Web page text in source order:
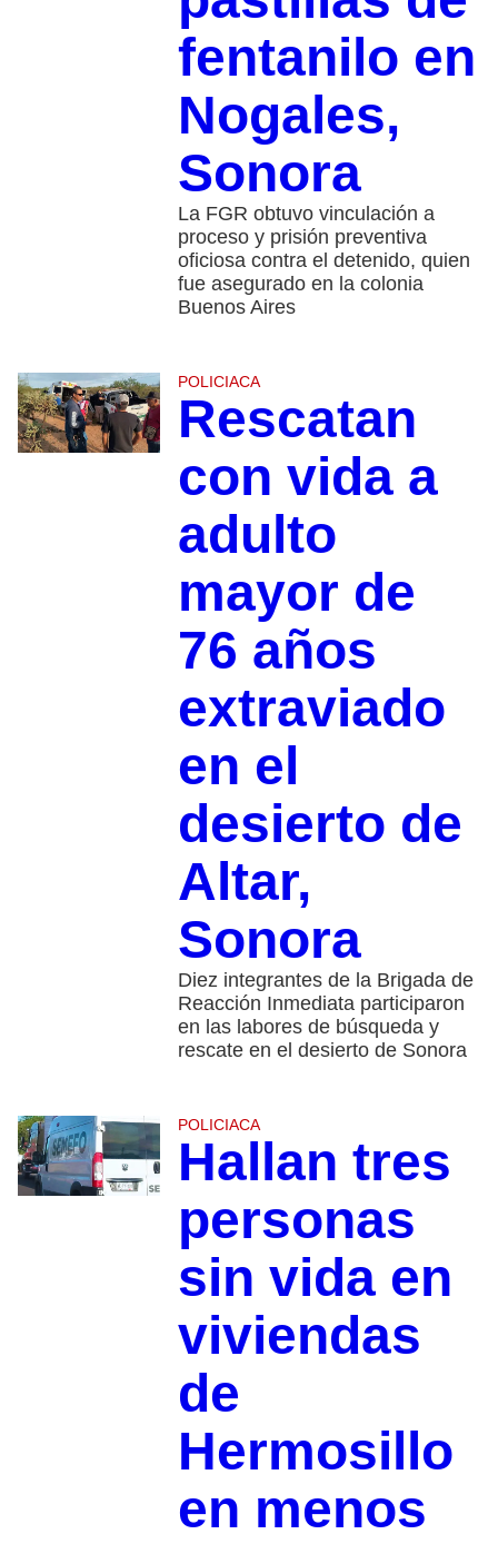
fentanilo en
Nogales,
Sonora
La FGR obtuvo vinculación a
proceso y prisión preventiva
oficiosa contra el detenido, quien
fue asegurado en la colonia
Buenos Aires
POLICIACA
Rescatan
con vida a
adulto
mayor de
76 años
extraviado
en el
desierto de
Altar,
Sonora
Diez integrantes de la Brigada de
Reacción Inmediata participaron
en las labores de búsqueda y
rescate en el desierto de Sonora
POLICIACA
Hallan tres
personas
sin vida en
viviendas
de
Hermosillo
en menos